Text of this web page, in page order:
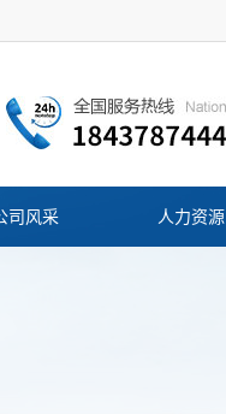
司风采 人力资源